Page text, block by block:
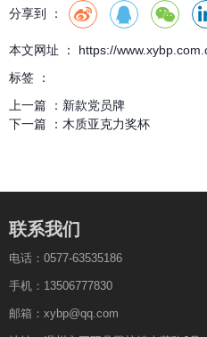
分享到 ：
本文网址 ： https://
标签 ：
上一篇 ： 新款党员牌
下一篇 ： 木质亚克力奖杯
联系我们
电话：0577-63535186
手机：13506777830
邮箱：xybp@qq.com